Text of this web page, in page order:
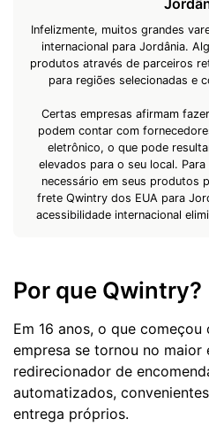
Infelizmente, muitos grandes
internacional para Jordânia.
produtos através de parceiros
para regiões selecionadas e
Certas empresas afirmam
podem contar com
eletrônico, o que pode
elevados para o seu local.
necessário em seus produtos
frete Qwintry dos EUA para
acessibilidade internacional
Por que Qwintry?
Em 16 anos, o que começou
empresa se tornou no maior
redirecionador de
automatizados,
entrega próprios.